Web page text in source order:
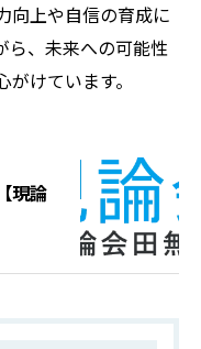
向上や自信の育成に
ら、未来への可能性
けています。
現論